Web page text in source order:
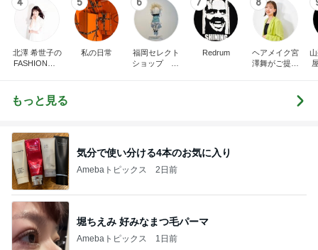
4
北澤 希世子の
FASHION◆bl
5
私の日常
6
福岡セレクト
ショップ FL
7
Redrum
8
ヘアメイク宮
澤舞がご提案
診断&顔分析
メイクレッス
もっと見る
気分で使い分ける4本のお気に入り
Amebaトピックス 2日前
堀ちえみ 好みなまつ毛パーマ
Amebaトピックス 1日前